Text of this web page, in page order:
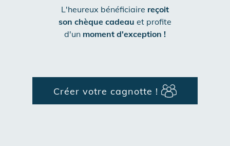
L'heureux bénéficiaire reçoit
son chèque cadeau et profite
d'un moment d'exception !
Créer votre cagnotte !